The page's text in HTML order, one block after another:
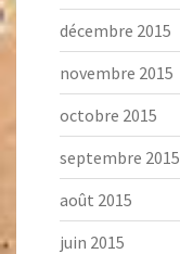
décembre 2015
novembre 2015
octobre 2015
septembre 2015
août 2015
juin 2015